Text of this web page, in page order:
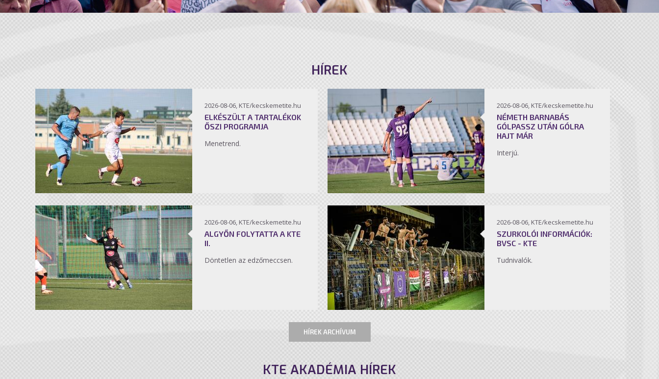
HÍREK
2026-08-06, KTE/kecskemetite.hu
ELKÉSZÜLT A TARTALÉKOK
ŐSZI PROGRAMJA
Menetrend.
2026-08-06, KTE/kecskemetite.hu
NÉMETH BARNABÁS
GÓLPASSZ UTÁN GÓLRA
HAJT MÁR
Interjú.
2026-08-06, KTE/kecskemetite.hu
ALGYŐN FOLYTATTA A KTE
II.
Döntetlen az edzőmeccsen.
2026-08-06, KTE/kecskemetite.hu
SZURKOLÓI INFORMÁCIÓK:
BVSC - KTE
Tudnivalók.
HÍREK ARCHÍVUM
KTE AKADÉMIA HÍREK